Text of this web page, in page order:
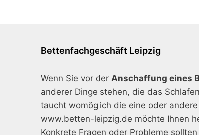
Bettenfachgeschäft Leipzig
Wenn Sie vor der Anschaffung eines
anderer Dinge stehen, die das
taucht womöglich die eine oder
www.betten-leipzig.de möchte Ihnen
Konkrete Fragen oder Probleme sollten